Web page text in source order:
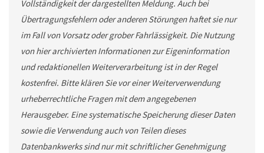
Vollständigkeit der dargestellten Meldung. Auch bei
Übertragungsfehlern oder anderen Störungen haftet sie nur
im Fall von Vorsatz oder grober Fahrlässigkeit. Die Nutzung
von hier archivierten Informationen zur Eigeninformation
und redaktionellen Weiterverarbeitung ist in der Regel
kostenfrei. Bitte klären Sie vor einer Weiterverwendung
urheberrechtliche Fragen mit dem angegebenen
Herausgeber. Eine systematische Speicherung dieser Daten
sowie die Verwendung auch von Teilen dieses
Datenbankwerks sind nur mit schriftlicher Genehmigung